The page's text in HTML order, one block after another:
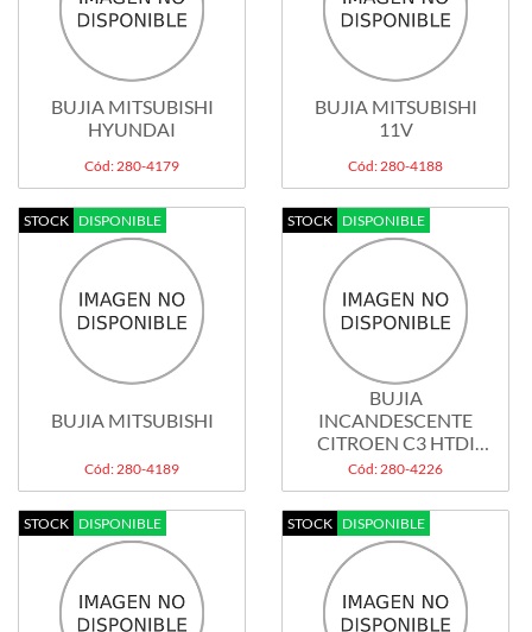
BUJIA MITSUBISHI
HYUNDAI
Cód: 280-4179
BUJIA MITSUBISHI
11V
Cód: 280-4188
STOCK DISPONIBLE
BUJIA MITSUBISHI
Cód: 280-4189
STOCK DISPONIBLE
BUJIA
INCANDESCENTE
CITROEN C3 HTDI
206 307...
Cód: 280-4226
STOCK DISPONIBLE STOCK DISPONIBLE